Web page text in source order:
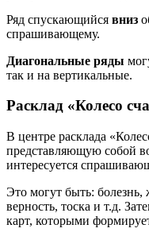
Ряд спускающийся вниз
спрашивающему.
Диагональные ряды
так и на вертикальные.
Расклад «Колесо
В центре расклада
представляющую собой
интересуется
Это могут быть: болезнь,
верность, тоска и т.д.
карт, которыми